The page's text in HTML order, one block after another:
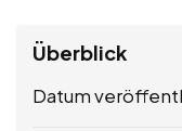
Überblick
Datum